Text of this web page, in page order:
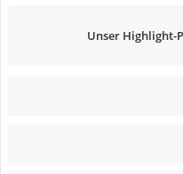
Unser